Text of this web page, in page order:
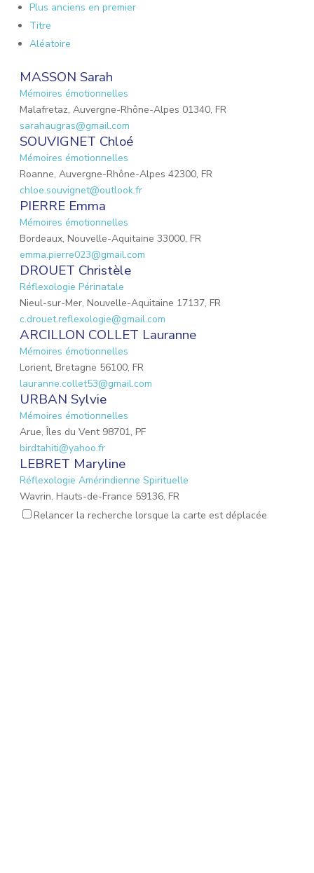
Plus anciens en premier
Titre
Aléatoire
MASSON Sarah
Mémoires émotionnelles
Malafretaz, Auvergne-Rhône-Alpes 01340, FR
sarahaugras@gmail.com
SOUVIGNET Chloé
Mémoires émotionnelles
Roanne, Auvergne-Rhône-Alpes 42300, FR
chloe.souvignet@outlook.fr
PIERRE Emma
Mémoires émotionnelles
Bordeaux, Nouvelle-Aquitaine 33000, FR
emma.pierre023@gmail.com
DROUET Christèle
Réflexologie Périnatale
Nieul-sur-Mer, Nouvelle-Aquitaine 17137, FR
c.drouet.reflexologie@gmail.com
ARCILLON COLLET Lauranne
Mémoires émotionnelles
Lorient, Bretagne 56100, FR
lauranne.collet53@gmail.com
URBAN Sylvie
Mémoires émotionnelles
Arue, Îles du Vent 98701, PF
birdtahiti@yahoo.fr
LEBRET Maryline
Réflexologie Amérindienne Spirituelle
Wavrin, Hauts-de-France 59136, FR
portage.marylinelbt@gmail.com
Relancer la recherche lorsque la carte est déplacée